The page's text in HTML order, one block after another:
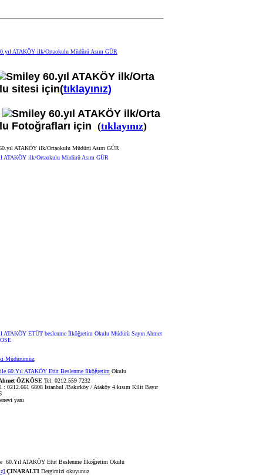
60.yıl ATAKÖY ilk/Orta
sitesi için(tıklayınız)
60.yıl ATAKÖY ilk/Orta
Fotoğrafları için (tıklayınız)
Müdürümüz;
60.Yıl ATAKÖY Etüt Beslenme İlköğretim Okulu
ÖZKÖSE Tel: 0212.559 7232
6808 İstanbul /Bakırköy / Ataköy 4.kısım Kilit Bayır
yanı
60.Yıl ATAKÖY Etüt Beslenme İlköğretim Okulu
ÇINARALTI Dergimizi okuyunuz